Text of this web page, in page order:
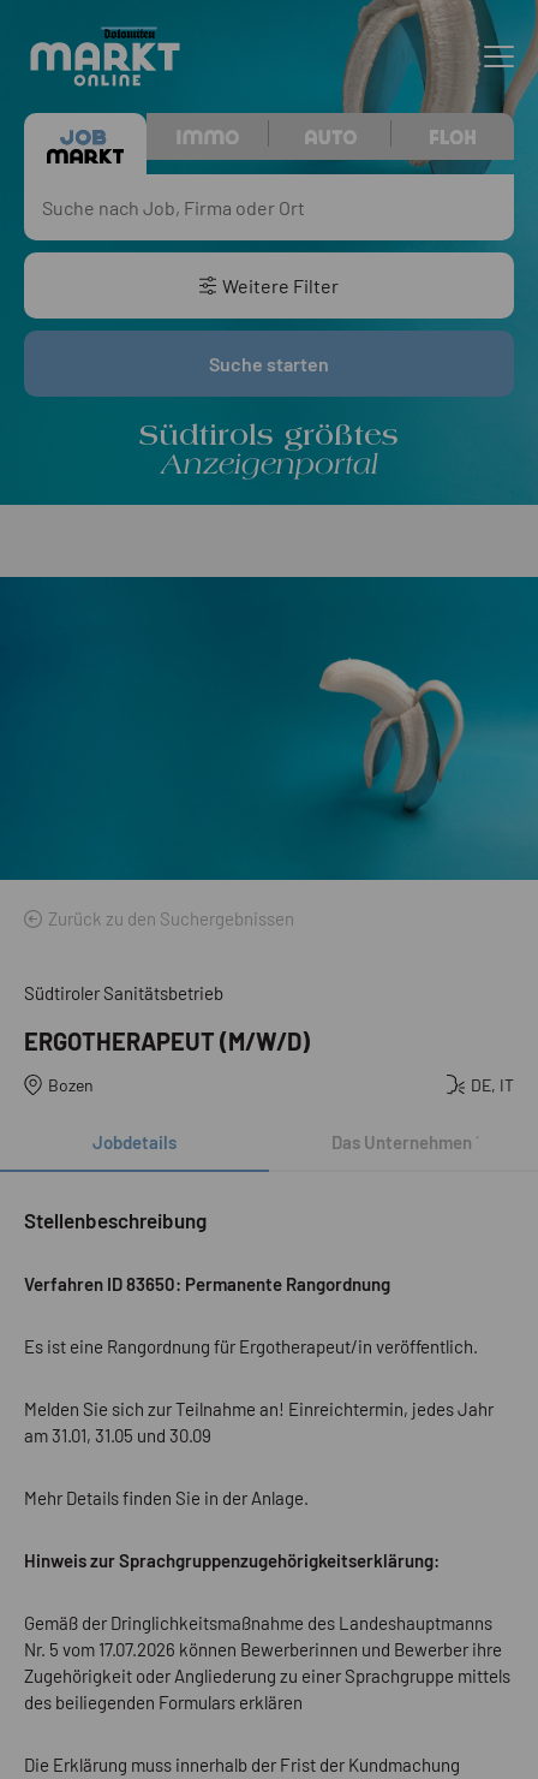
Südtirols größtes
Anzeigenportal
Weitere Filter
Suche starten
Zurück zu den Suchergebnissen
Südtiroler Sanitätsbetrieb
ERGOTHERAPEUT (M/W/D)
Bozen DE, IT
Jobdetails Das Unternehmen
Stellenbeschreibung
Verfahren ID 83650: Permanente Rangordnung
Es ist eine Rangordnung für Ergotherapeut/in veröffentlich.
Melden Sie sich zur Teilnahme an! Einreichtermin, jedes Jahr
am 31.01, 31.05 und 30.09
Mehr Details finden Sie in der Anlage.
Hinweis zur Sprachgruppenzugehörigkeitserklärung:
Gemäß der Dringlichkeitsmaßnahme des Landeshauptmanns
Nr. 5 vom 17.07.2026 können Bewerberinnen und Bewerber ihre
Zugehörigkeit oder Angliederung zu einer Sprachgruppe mittels
des beiliegenden Formulars erklären
Die Erklärung muss innerhalb der Frist der Kundmachung